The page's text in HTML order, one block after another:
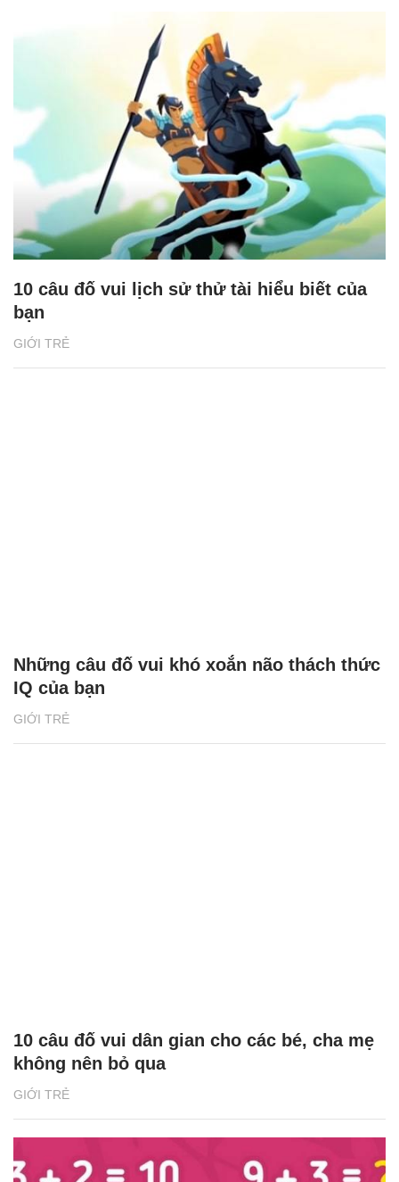
GIỚI TRẺ
10 câu đố vui lịch sử thử tài hiểu biết của
bạn
GIỚI TRẺ
Những câu đố vui khó xoắn não thách thức
IQ của bạn
GIỚI TRẺ
10 câu đố vui dân gian cho các bé, cha mẹ
không nên bỏ qua